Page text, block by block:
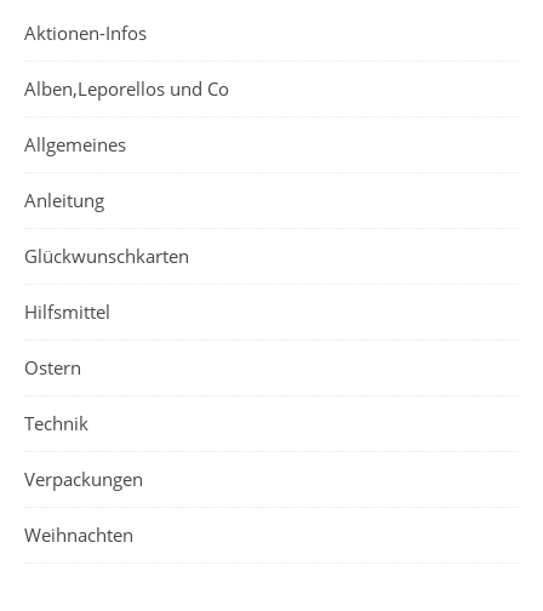
Aktionen-Infos
Alben,Leporellos und Co
Allgemeines
Anleitung
Glückwunschkarten
Hilfsmittel
Ostern
Technik
Verpackungen
Weihnachten